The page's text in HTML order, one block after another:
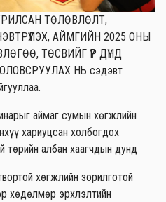
ТӨЛӨВЛӨЛТ,
АЙМГИЙН 2025 ОНЫ
ТӨСВИЙГ ҮР ДҮНД
НЬ сэдэвт
аймаг сумын хөгжлийн
хариуцсан холбогдох
төрийн албан хаагчдын дунд
хөгжлийн зорилготой
хөдөлмөр эрхлэлтийн